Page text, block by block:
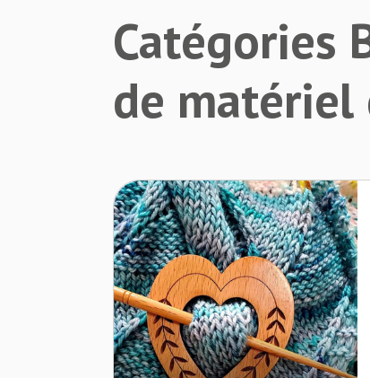
Catégories
de